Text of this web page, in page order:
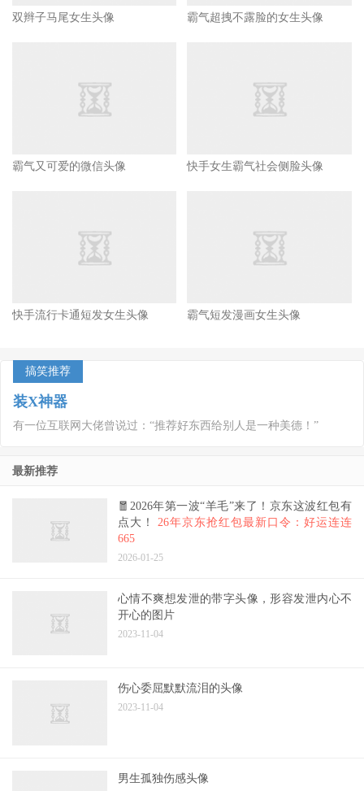
双辫子马尾女生头像 霸气超拽不露脸的女生头像
霸气又可爱的微信头像 快手女生霸气社会侧脸头像
快手流行卡通短发女生头像 霸气短发漫画女生头像
搞笑推荐
装X神器
有一位互联网大佬曾说过：“推荐好东西给别人是一种美德！”
最新推荐
🧧2026年第一波“羊毛”来了！京东这波红包有
点大！ 26年京东抢红包最新口令：好运连连
665
2026-01-25
心情不爽想发泄的带字头像，形容发泄内心不
开心的图片
2023-11-04
伤心委屈默默流泪的头像
2023-11-04
男生孤独伤感头像